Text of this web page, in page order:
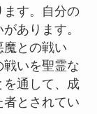
ます。自分の
あります。
魔との戦い
戦いを聖霊な
を通して、成
とされてい